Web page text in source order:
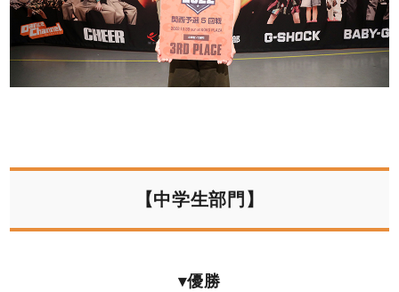
【中学生部門】
▾優勝